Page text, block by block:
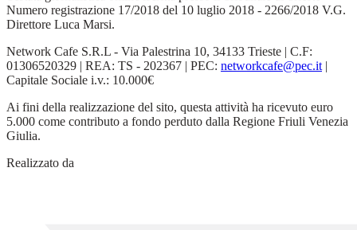
Numero registrazione 17/2018 del 10 luglio 2018 - 2266/2018 V.G.
Direttore Luca Marsi.
Network Cafe S.R.L - Via Palestrina 10, 34133 Trieste | C.F:
01306520329 | REA: TS - 202367 | PEC: networkcafe@pec.it |
Capitale Sociale i.v.: 10.000€
Ai fini della realizzazione del sito, questa attività ha ricevuto euro
5.000 come contributo a fondo perduto dalla Regione Friuli Venezia
Giulia.
Realizzato da